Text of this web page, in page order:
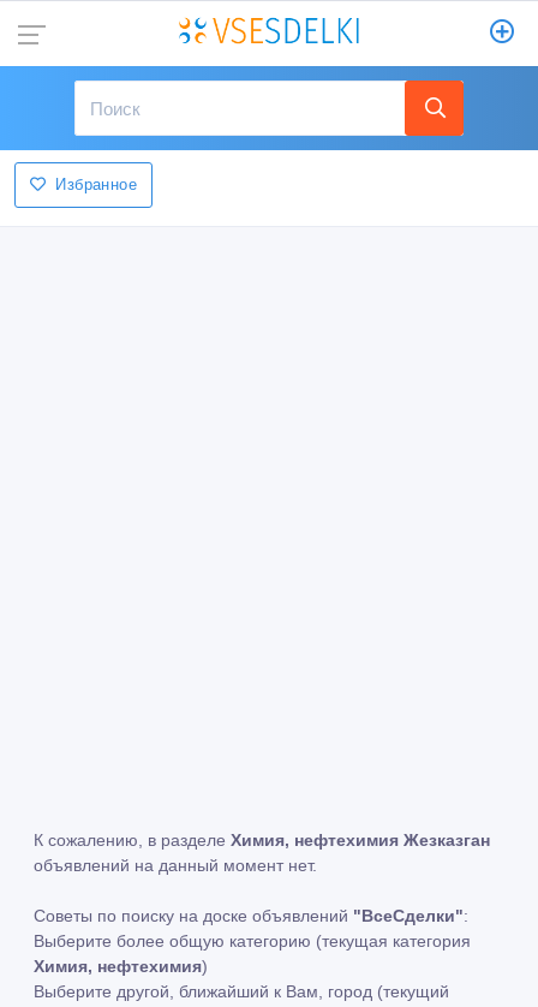
Избранное
К сожалению, в разделе Химия, нефтехимия Жезказган
объявлений на данный момент нет.
Советы по поиску на доске объявлений "ВсеСделки":
Выберите более общую категорию (текущая категория
Химия, нефтехимия)
Выберите другой, ближайший к Вам, город (текущий